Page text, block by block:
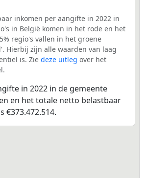
inkomen per aangifte in 2022 in
in België komen in het rode en het
regio's vallen in het groene
Hierbij zijn alle waarden van laag
is. Zie deze uitleg over het
in 2022 in de gemeente
en het totale netto belastbaar
€373.472.514.